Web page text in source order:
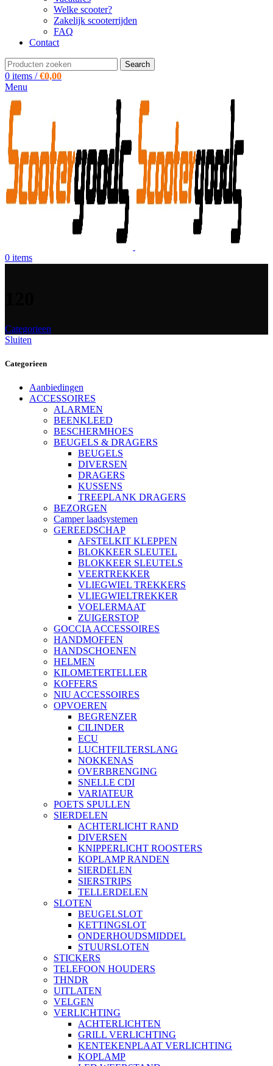
Welke scooter?
Zakelijk scooterrijden
FAQ
Contact
Search
0 items / €0,00
Menu
0 items
Categorieen
Sluiten
Categorieen
Aanbiedingen
ACCESSOIRES
ALARMEN
BEENKLEED
BESCHERMHOES
BEUGELS & DRAGERS
BEUGELS
DIVERSEN
DRAGERS
KUSSENS
TREEPLANK DRAGERS
BEZORGEN
Camper laadsystemen
GEREEDSCHAP
AFSTELKIT KLEPPEN
BLOKKEER SLEUTEL
BLOKKEER SLEUTELS
VEERTREKKER
VLIEGWIEL TREKKERS
VLIEGWIELTREKKER
VOELERMAAT
ZUIGERSTOP
GOCCIA ACCESSOIRES
HANDMOFFEN
HANDSCHOENEN
HELMEN
KILOMETERTELLER
KOFFERS
NIU ACCESSOIRES
OPVOEREN
BEGRENZER
CILINDER
ECU
LUCHTFILTERSLANG
NOKKENAS
OVERBRENGING
SNELLE CDI
VARIATEUR
POETS SPULLEN
SIERDELEN
ACHTERLICHT RAND
DIVERSEN
KNIPPERLICHT ROOSTERS
KOPLAMP RANDEN
SIERDELEN
SIERSTRIPS
TELLERDELEN
SLOTEN
BEUGELSLOT
KETTINGSLOT
ONDERHOUDSMIDDEL
STUURSLOTEN
STICKERS
TELEFOON HOUDERS
THNDR
UITLATEN
VELGEN
VERLICHTING
ACHTERLICHTEN
GRILL VERLICHTING
KENTEKENPLAAT VERLICHTING
KOPLAMP